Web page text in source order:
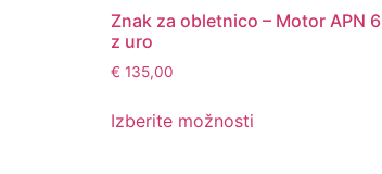
Znak za obletnico – Motor APN 6
z uro
€ 135,00
Izberite možnosti